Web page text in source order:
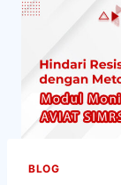
BLOG